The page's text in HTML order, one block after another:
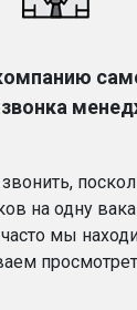
на одну
мы